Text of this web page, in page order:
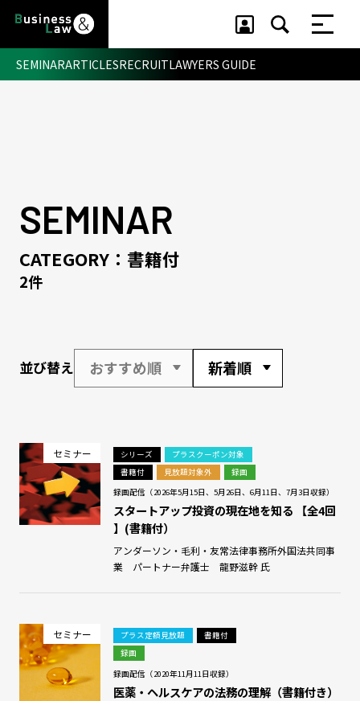
SEMINARARTICLESRECRUITLAWYERS GUIDE
SEMINAR
CATEGORY：書籍付
2件
並び替え おすすめ順 新着順
セミナー シリーズ
プラスクーポン対象
書籍付
見放題対象外
録画
録画配信（2026年5月15日、5月26日、6月11日、7月3日収録）
スタートアップ投資の現在地を知る 【全4回
】(書籍付）
アンダーソン・毛利・友常法律事務所外国法共同事
業 パートナー弁護士 龍野滋幹 氏
セミナー プラス定額見放題
書籍付
録画
録画配信（2020年11月11日収録）
医薬・ヘルスケアの法務の理解（書籍付き）